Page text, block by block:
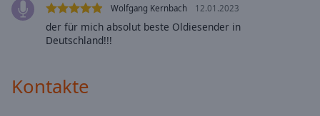
Area
Background
Opacity
Wolfgang Kernbach 12.01.2023
der für mich absolut beste Oldiesender in
Deutschland!!!
Kontakte